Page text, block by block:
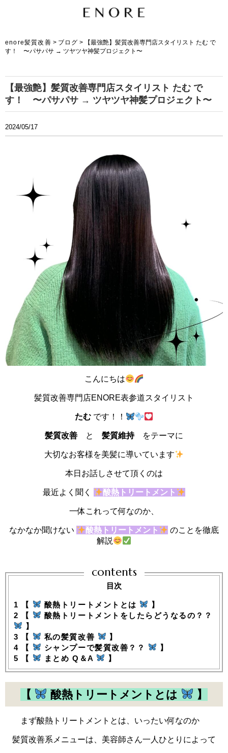
enore髪質改善 > ブログ >
【最強艶】髪質改善専門店スタイリスト たむ で
す！ 〜パサパサ → ツヤツヤ神髪プロジェクト〜
【最強艶】髪質改善専門店スタイリスト たむ で
す！ 〜パサパサ → ツヤツヤ神髪プロジェクト〜
2024/05/17
こんにちは
髪質改善専門店ENORE表参道スタイリスト
たむです！！
髪質改善 と 髪質維持をテーマに
大切なお客様を美髪に導いています
本日お話しさせて頂くのは
最近よく聞く 酸熱トリートメント
一体これって何なのか、
なかなか聞けない 酸熱トリートメント
のことを徹底
解説
contents
目次
1 【 酸熱トリートメントとは
】
2 【
酸熱トリートメントをしたらどうなるの？？
】
3 【 私の髪質改善
】
4 【 シャンプーで髪質改善？？
】
5 【 まとめ Q＆A 】
【 酸熱トリートメントとは 】
まず酸熱トリートメントとは、いったい何なのか
髪質改善系メニューは、美容師さん一人ひとりによって